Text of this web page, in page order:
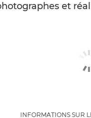
et
INFORMATIONS SUR